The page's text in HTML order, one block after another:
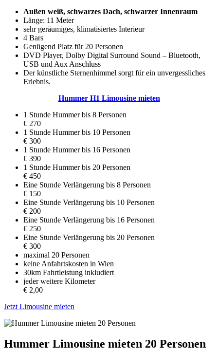
Außen weiß, schwarzes Dach, schwarzer Innenraum
Länge: 11 Meter
sehr geräumiges, klimatisiertes Interieur
4 Bars
Genügend Platz für 20 Personen
DVD Player, Dolby Digital Surround Sound – Bluetooth,
USB und Aux Anschluss
Der künstliche Sternenhimmel sorgt für ein unvergessliches
Erlebnis.
Hummer H1 Limousine mieten
1 Stunde Hummer bis 8 Personen
€ 270
1 Stunde Hummer bis 10 Personen
€ 300
1 Stunde Hummer bis 16 Personen
€ 390
1 Stunde Hummer bis 20 Personen
€ 450
Eine Stunde Verlängerung bis 8 Personen
€ 150
Eine Stunde Verlängerung bis 10 Personen
€ 200
Eine Stunde Verlängerung bis 16 Personen
€ 250
Eine Stunde Verlängerung bis 20 Personen
€ 300
maximal 20 Personen
keine Anfahrtskosten in Wien
30km Fahrtleistung inkludiert
jeder weitere Kilometer
€ 2,00
Jetzt Limousine mieten
Hummer Limousine mieten 20 Personen